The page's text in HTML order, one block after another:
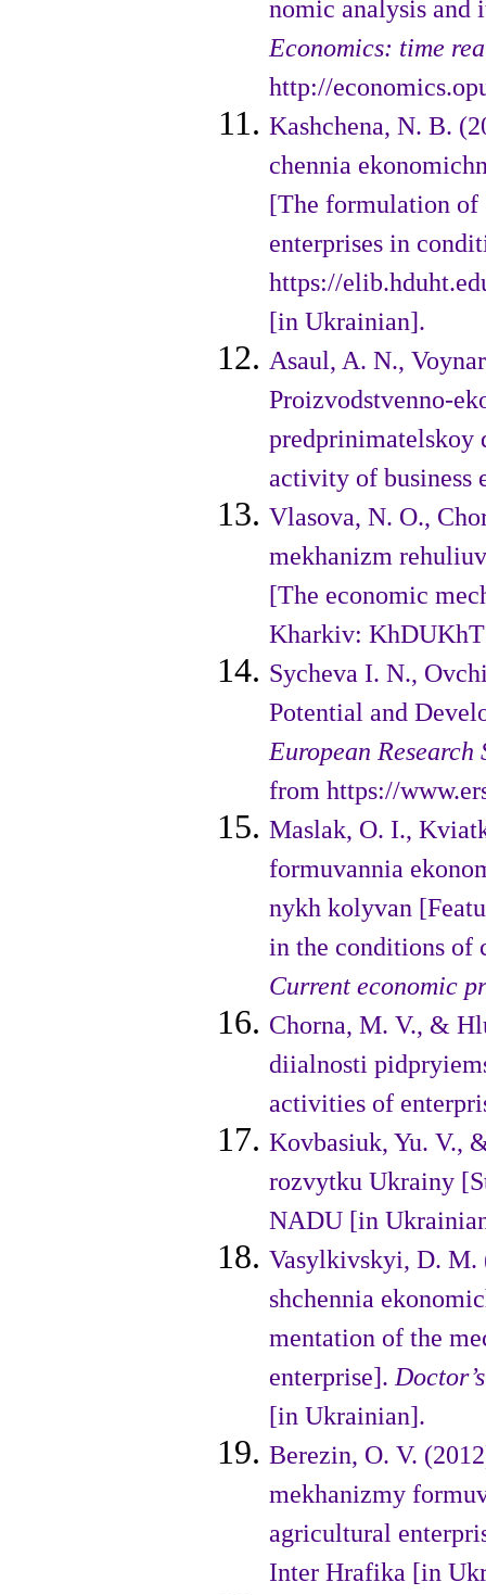
nomic analysis and
Economics: time
http://
Kashchena, N. B.
chennia
[The formulation of
enter­prises in
https://
[in Ukrainian].
Asaul, A. N.,
Proizvodstvenno-
predprinimatelskoy
activity of business
Vlasova, N. O.,
mekha­nizm
[The economic
Kharkiv:
Sycheva I. N.,
Potential and
European Research
from https://
Maslak, O. I.,
formuvannia
nykh kolyvan
in the conditions
Current economic
Chorna, M. V., &
diialnosti
activities of
Kovbasiuk, Yu. V.,
rozvytku Ukrainy
NADU [in
Vasylkivskyi, D. M.
shchennia
men­tation of the
enterprise].
[in Ukrainian].
Berezin, O. V.
mekha­nizmy
agricultural
Inter Hrafika [in